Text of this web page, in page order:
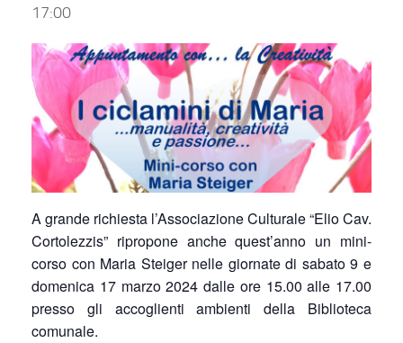
17:00
A grande richiesta l’Associazione Culturale “Elio Cav.
Cortolezzis” ripropone anche quest’anno un mini-
corso con Maria Steiger nelle giornate di sabato 9 e
domenica 17 marzo 2024 dalle ore 15.00 alle 17.00
presso gli accoglienti ambienti della Biblioteca
comunale.